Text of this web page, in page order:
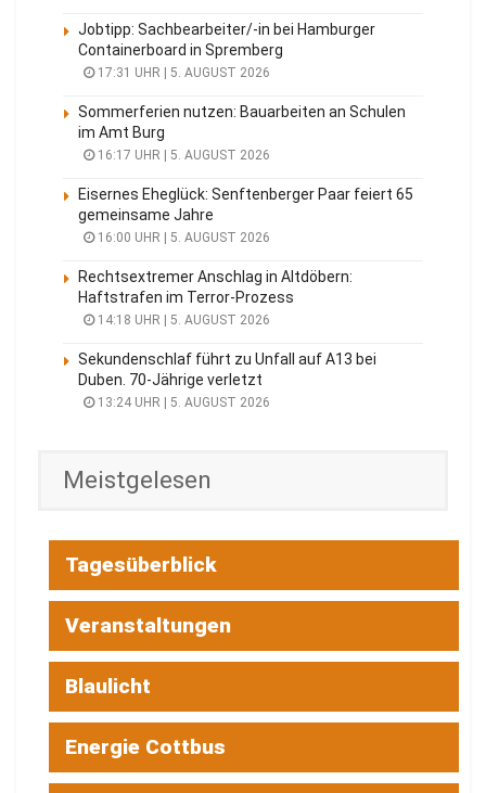
Jobtipp: Sachbearbeiter/-in bei Hamburger
Containerboard in Spremberg
17:31 UHR | 5. AUGUST 2026
Sommerferien nutzen: Bauarbeiten an Schulen
im Amt Burg
16:17 UHR | 5. AUGUST 2026
Eisernes Eheglück: Senftenberger Paar feiert 65
gemeinsame Jahre
16:00 UHR | 5. AUGUST 2026
Rechtsextremer Anschlag in Altdöbern:
Haftstrafen im Terror-Prozess
14:18 UHR | 5. AUGUST 2026
Sekundenschlaf führt zu Unfall auf A13 bei
Duben. 70-Jährige verletzt
13:24 UHR | 5. AUGUST 2026
Meistgelesen
Tagesüberblick
Veranstaltungen
Blaulicht
Energie Cottbus